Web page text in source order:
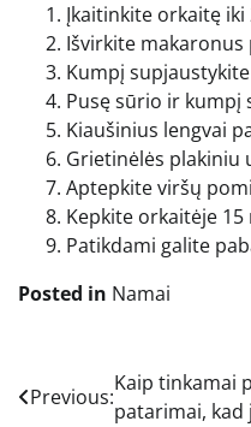
Įkaitinkite orkaitę iki
Išvirkite makaronus
Kumpį
Pusę sūrio ir kumpį
Kiaušinius lengvai
Grietinėlės plakiniu
Aptepkite viršų
Kepkite orkaitėje
Patikdami galite
Posted in Namai
Navigacija
Previous:
Kaip tinkamai
patarimai,